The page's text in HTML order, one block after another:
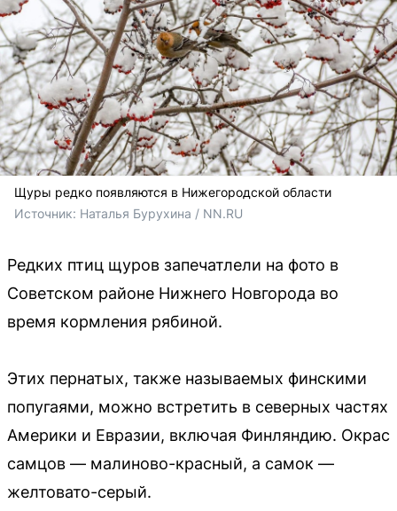
Щуры редко появляются в Нижегородской области
Источник: Наталья Бурухина / NN.RU
Редких птиц щуров запечатлели на фото в
Советском районе Нижнего Новгорода во
время кормления рябиной.
Этих пернатых, также называемых финскими
попугаями, можно встретить в северных частях
Америки и Евразии, включая Финляндию. Окрас
самцов — малиново-красный, а самок —
желтовато-серый.